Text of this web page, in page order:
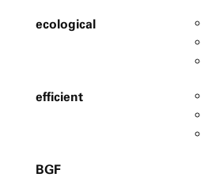
ecological
efficient
BGF